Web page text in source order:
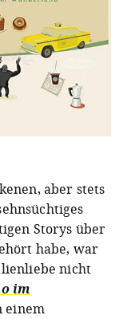
aber stets
Storys über
habe, war
nicht
im
einem